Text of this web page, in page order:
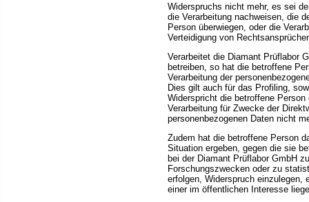
Widerspruchs nicht mehr, es sei
die Verarbeitung nachweisen, die
Person überwiegen, oder die
Verteidigung von
Verarbeitet die Diamant Prüflabor
betreiben, so hat die betroffene
Verarbeitung der
Dies gilt auch für das Profiling,
Widerspricht die betroffene
Verarbeitung für Zwecke der
personenbezogenen Daten nicht
Zudem hat die betroffene Person
Situation ergeben, gegen die sie
bei der Diamant Prüflabor GmbH
Forschungszwecken oder zu
erfolgen, Widerspruch einzulegen,
einer im öffentlichen Interesse